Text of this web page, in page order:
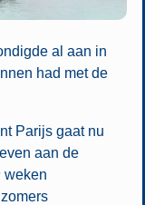
al aan in
had met de
Parijs gaat nu
aan de
weken